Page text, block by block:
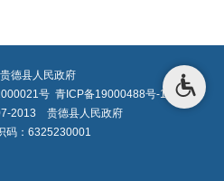
德县人民政府
号 青ICP备19000488号-1
2013 贵德县人民政府
码：6325230001